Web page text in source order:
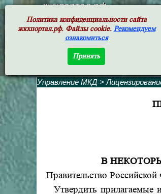
ЖКХ РФ.
Документы
жкхпортал.рф
Управление МКД >
В
Правительство
Утвердить прилагаемые
Политика конфиденциальности сайта
жкхпортал.рф. Файлы cookie. Рекомендуем
ознакомиться
Принять